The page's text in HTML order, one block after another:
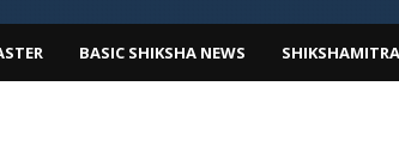
BASIC SHIKSHA NEWS